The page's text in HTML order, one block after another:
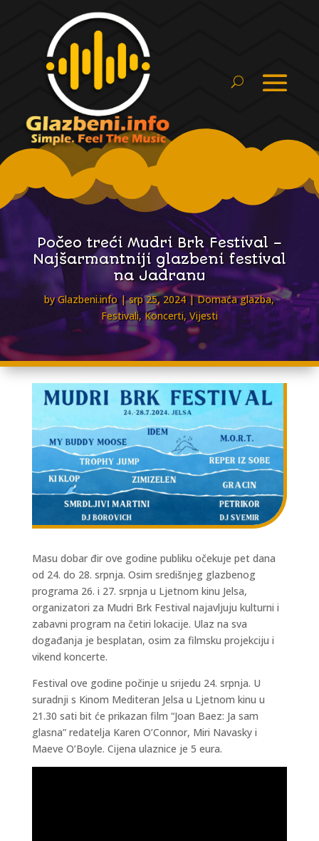
Počeo treći Mudri Brk Festival –
Najšarmantniji glazbeni festival
na Jadranu
byGlazbeni.info srp 25, 2024 Domaća glazba,
Festivali,Koncerti, Vijesti
Masu dobar đir ove godine publiku očekuje pet dana
od 24. do 28. srpnja. Osim središnjeg glazbenog
programa 26. i 27. srpnja u Ljetnom kinu Jelsa,
organizatori za Mudri Brk Festival najavljuju kulturni i
zabavni program na četiri lokacije. Ulaz na sva
događanja je besplatan, osim za filmsku projekciju i
vikend koncerte.
Festival ove godine počinje u srijedu 24. srpnja. U
suradnji s Kinom Mediteran Jelsa u Ljetnom kinu u
21.30 sati bit će prikazan film “Joan Baez: Ja sam
glasna” redatelja Karen O’Connor, Miri Navasky i
Maeve O’Boyle. Cijena ulaznice je 5 eura.